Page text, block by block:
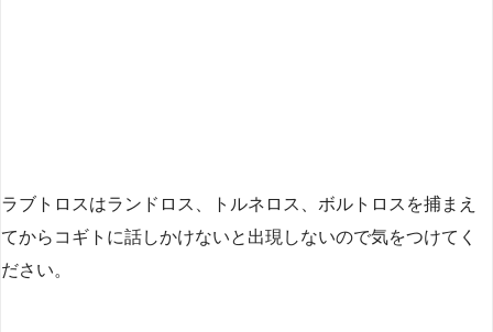
ラブトロスはランドロス、トルネロス、ボルトロスを捕まえ
てからコギトに話しかけないと出現しないので気をつけてく
ださい。